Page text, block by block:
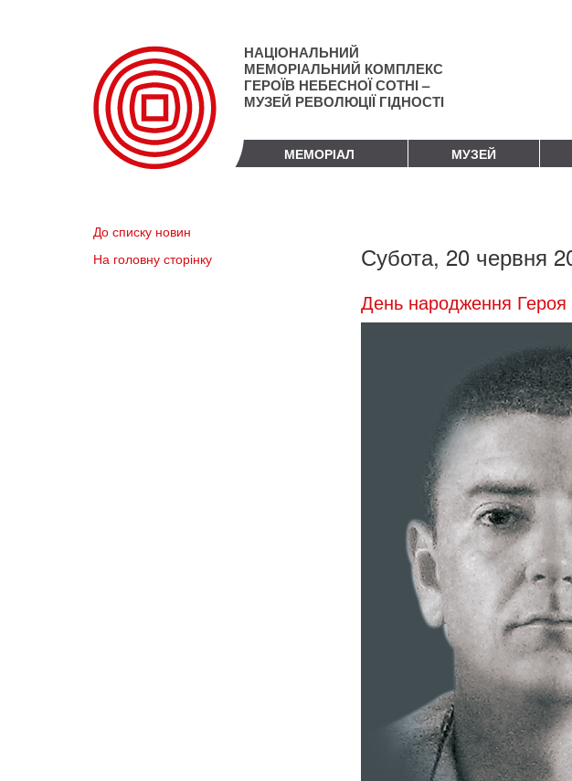
НАЦІОНАЛЬНИЙ
МЕМОРІАЛЬНИЙ КОМПЛЕКС
ГЕРОЇВ НЕБЕСНОЇ СОТНІ –
МУЗЕЙ РЕВОЛЮЦІЇ ГІДНОСТІ
МЕМОРІАЛ МУЗЕЙ
До списку новин
На головну сторінку
Субота, 20 червня
День народження